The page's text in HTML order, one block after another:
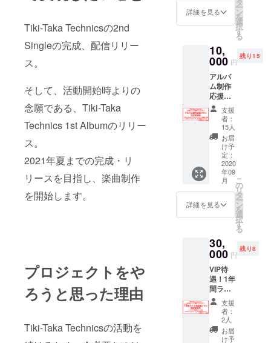
Tiki-Taka Technicsの2nd
Singleの完成、配信リリー
ス。
そして、活動開始時よりの
念願である、Tiki-Taka
Technics 1st Albumのリリー
ス。
2021年夏までの完成・リ
リースを目指し、楽曲制作
を開始します。
プロジェクトをや
ろうと思った理由
Tiki-Taka Technicsの活動を
込めた
す。 収
録時間
は10分
程度を
想定し
ていま
す。 レ
コー
ディン
グの感
想や作
品の意
気込み
なども
含め、
楽しく
喋る予
【完成
音源ダ
ロード
コー
ド】
2ndシン
グルに
収録さ
れる楽
曲を
して、
2ndシン
グル制
援しま
す。 ク
ラウド
ファン
ディン
グ支援
者限定
のTシャ
ツがサ
ポー
ターの
証で
す！ ☆
特典1
【クラ
ウド
ファン
シャ
ツ】 ク
ラウド
ファン
ディン
グ支援
者限定T
シャツ
を制作
しま
す！ デ
詳細を見る ー
ン
を
選
択
す
る
10,
000 円
残り15
アルバ
ム制作
応援プ
ラン！
シング
ル制作
後に始
動する
アルバ
ム制作
を中心
にご支
援いた
だける
プラン
です。
あなた
の心意
気が
ガッツ
リ伝わ
りま
す。 あ
なたの
熱いご
支援、
生涯忘
支援
者：
15人
お届
け予
定：
2020
年09
月
詳細を見る
こ
の
リ
タ
ー
ン
を
選
択
す
る
30,
000 円
残り8
VIP待
遇！1年
間ライ
ブ見放
題プラ
ン！ 1
年間、
開催さ
支援
者：
2人
お届
け予